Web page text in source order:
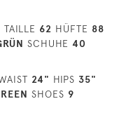
TAILLE 62 HÜFTE 88
SCHUHE 40
24" HIPS 35"
SHOES 9